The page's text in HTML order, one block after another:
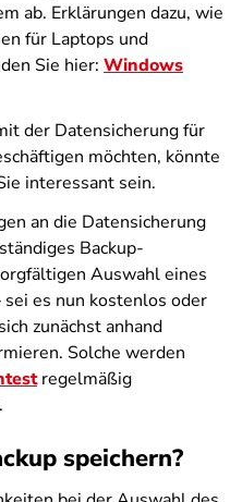
ab. Erklärungen dazu, wie
für Laptops und
Sie hier: Windows
der Datensicherung für
möchten, könnte
interessant sein.
an die Datensicherung
Backup-
Auswahl eines
es nun kostenlos oder
zunächst anhand
Solche werden
regelmäßig
speichern?